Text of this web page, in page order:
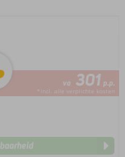
va 301 p.p.
*incl. alle verplichte kosten